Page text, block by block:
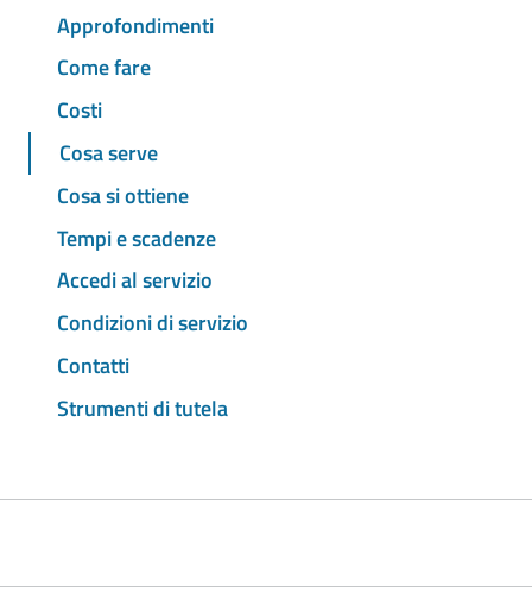
Approfondimenti
Come fare
Costi
Cosa serve
Cosa si ottiene
Tempi e scadenze
Accedi al servizio
Condizioni di servizio
Contatti
Strumenti di tutela